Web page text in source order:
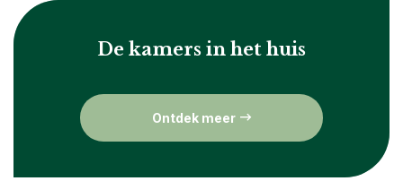
De kamers in het huis
Ontdek meer